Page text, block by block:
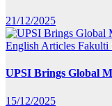
21/12/2025
English Articles Fakulti
UPSI Brings Global
15/12/2025